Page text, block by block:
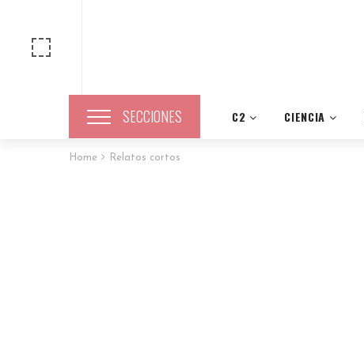
SECCIONES C2 CIENCIA
Home Relatos cortos